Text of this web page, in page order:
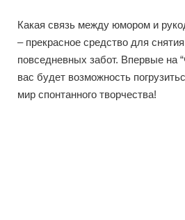
Какая связь между юмором и
– прекрасное средство для
повседневных забот. Впервые на
вас будет возможность
мир спонтанного творчества!